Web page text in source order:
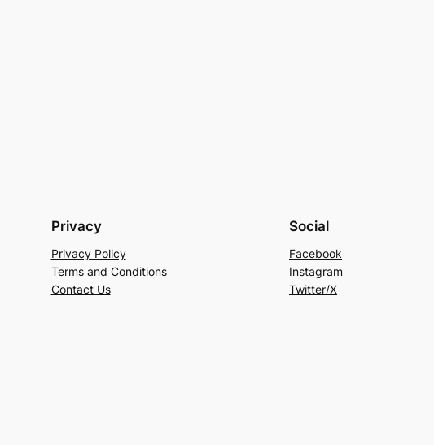
Privacy
Privacy Policy
Terms and Conditions
Contact Us
Social
Facebook
Instagram
Twitter/X